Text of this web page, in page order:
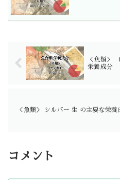
＜魚類＞
栄養成分
＜魚類＞ シルバー 生 の主要な栄養
コメント